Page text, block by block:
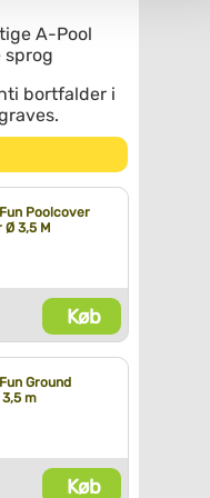
A-Pool
sprog
bortfalder i
Poolcover
Ø 3,5 M
Køb
Ground
m
Køb